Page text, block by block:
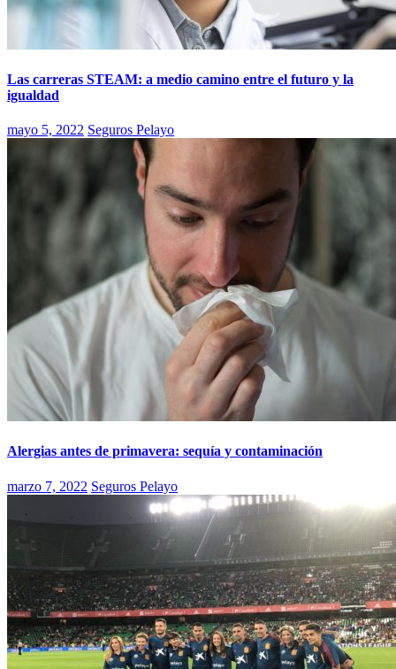
Las carreras STEAM: a medio camino entre el futuro y la
igualdad
mayo 5, 2022 Seguros Pelayo
Alergias antes de primavera: sequía y contaminación
marzo 7, 2022 Seguros Pelayo